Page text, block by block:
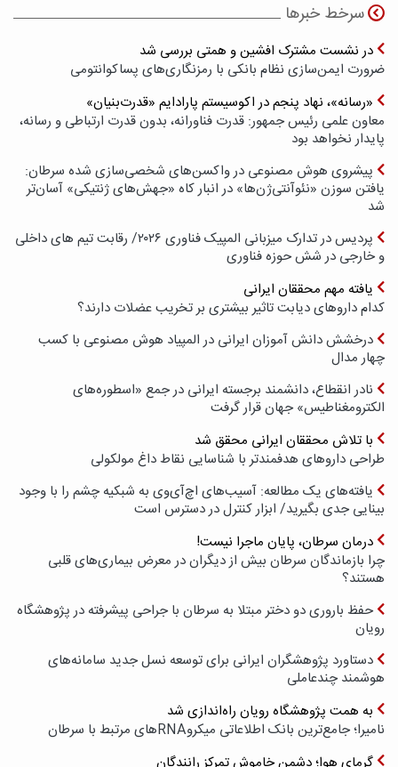
سرخط خبرها
در نشست مشترک افشین و همتی بررسی شد
ضرورت ایمن‌سازی نظام بانکی با رمزنگاری‌های پسا‌کوانتومی
«رسانه»، نهاد پنجم در اکوسیستم پارادایم «قدرت‌بنیان»
معاون علمی رئیس جمهور: قدرت فناورانه، بدون قدرت ارتباطی و رسانه،
پایدار نخواهد بود
پیشروی هوش مصنوعی در واکسن‌های شخصی‌سازی شده سرطان:
یافتن سوزن «نئوآنتی‌ژن‌ها» در انبار کاه «جهش‌های ژنتیکی» آسان‌تر
شد
پردیس در تدارک میزبانی المپیک فناوری ۲۰۲۶/ رقابت تیم های داخلی
و خارجی در شش حوزه فناوری
یافته مهم محققان ایرانی
کدام داروهای دیابت تاثیر بیشتری بر تخریب عضلات دارند؟
درخشش دانش آموزان ایرانی در المپیاد هوش مصنوعی با کسب
چهار مدال
نادر انقطاع، دانشمند برجسته ایرانی در جمع «اسطوره‌های
الکترومغناطیس» جهان قرار گرفت
با تلاش محققان ایرانی محقق شد
طراحی داروهای هدفمندتر با شناسایی نقاط داغ مولکولی
یافته‌های یک مطالعه: آسیب‌های اچ‌آی‌وی به شبکیه چشم را با وجود
بینایی جدی بگیرید/ ابزار کنترل در دسترس است
درمان سرطان، پایان ماجرا نیست!
چرا بازماندگان سرطان بیش از دیگران در معرض بیماری‌های قلبی
هستند؟
حفظ باروری دو دختر مبتلا به سرطان با جراحی پیشرفته در پژوهشگاه
رویان
دستاورد پژوهشگران ایرانی برای توسعه نسل جدید سامانه‌های
هوشمند چندعاملی
به همت پژوهشگاه رویان راه‌اندازی شد
نامیرا؛ جامع‌ترین بانک اطلاعاتی میکروRNAهای مرتبط با سرطان